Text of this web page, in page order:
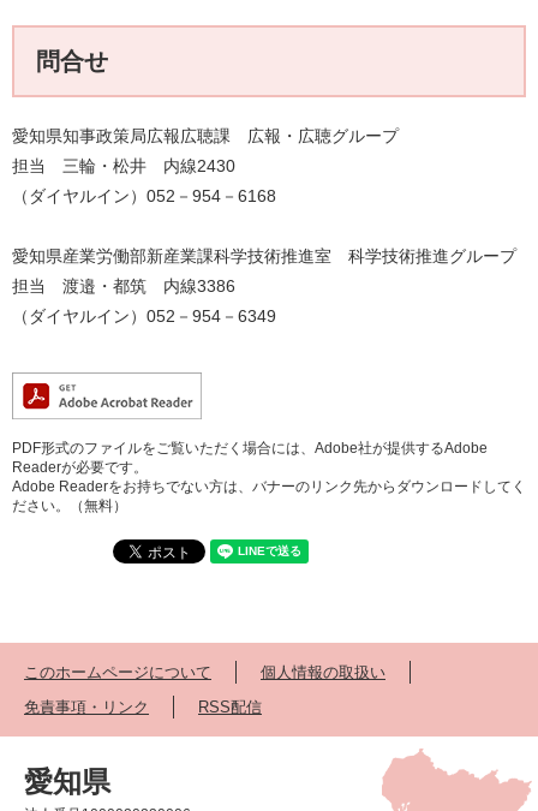
問合せ
愛知県知事政策局広報広聴課 広報・広聴グループ
担当 三輪・松井 内線2430
（ダイヤルイン）052－954－6168
愛知県産業労働部新産業課科学技術推進室 科学技術推進グループ
担当 渡邉・都筑 内線3386
（ダイヤルイン）052－954－6349
PDF形式のファイルをご覧いただく場合には、Adobe社が提供するAdobe
Readerが必要です。
Adobe Readerをお持ちでない方は、バナーのリンク先からダウンロードしてく
ださい。（無料）
このホームページについて
個人情報の取扱い
免責事項・リンク
RSS配信
愛知県